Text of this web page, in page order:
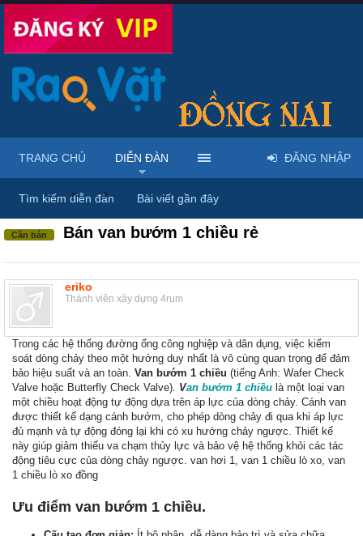
Diễn đàn ... Máy móc & thiết bị công nông nghiệp
Cần bán Bán van bướm 1 chiều rẻ
eriko
Thành viên xây dựng 4rum
Trong các hệ thống đường ống công nghiệp và dân dụng, việc kiểm
soát dòng chảy theo một hướng duy nhất là vô cùng quan trọng để đảm
bảo hiệu suất và an toàn. Van bướm 1 chiều (tiếng Anh: Wafer Check
Valve hoặc Butterfly Check Valve). Van bướm 1 chiều là một loại van
một chiều hoạt động tự động dựa trên áp lực của dòng chảy. Cánh van
được thiết kế dạng cánh bướm, cho phép dòng chảy đi qua khi áp lực
đủ mạnh và tự động đóng lại khi có xu hướng chảy ngược. Thiết kế
này giúp giảm thiểu va chạm thủy lực và bảo vệ hệ thống khỏi các tác
động tiêu cực của dòng chảy ngược. van hơi 1, van 1 chiều lò xo, van
1 chiều lò xo đồng
Ưu điểm van bướm 1 chiều.
TRANG CHỦ DIỄN ĐÀN
Tìm kiếm diễn đàn Bài viết gần đây
ĐĂNG NHẬP